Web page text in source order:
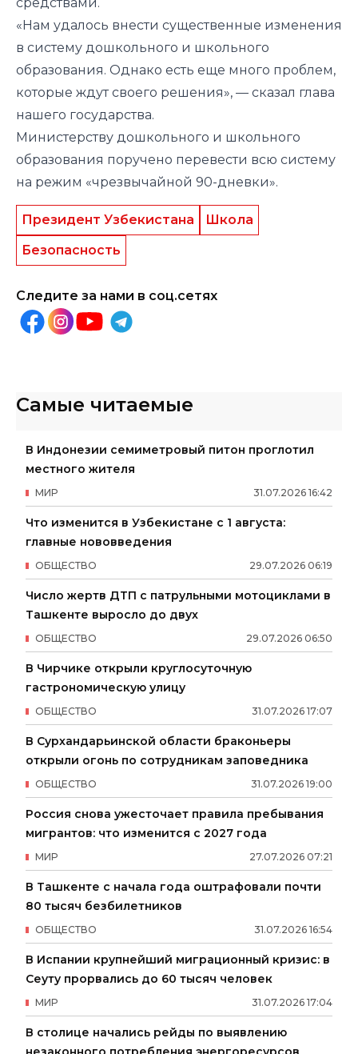
«Нам удалось внести существенные изменения
в систему дошкольного и школьного
образования. Однако есть еще много проблем,
которые ждут своего решения», — сказал глава
нашего государства.
Министерству дошкольного и школьного
образования поручено перевести всю систему
на режим «чрезвычайной 90-дневки».
Президент Узбекистана
Школа
Безопасность
Следите за нами в соц.сетях
Самые читаемые
В Индонезии семиметровый питон проглотил
местного жителя
31.07.2026 16:42
МИР
Что изменится в Узбекистане с 1 августа:
главные нововведения
29.07.2026 06:19
ОБЩЕСТВО
Число жертв ДТП с патрульными мотоциклами в
Ташкенте выросло до двух
29.07.2026 06:50
ОБЩЕСТВО
В Чирчике открыли круглосуточную
гастрономическую улицу
31.07.2026 17:07
ОБЩЕСТВО
В Сурхандарьинской области браконьеры
открыли огонь по сотрудникам заповедника
31.07.2026 19:00
ОБЩЕСТВО
Россия снова ужесточает правила пребывания
мигрантов: что изменится с 2027 года
27.07.2026 07:21
МИР
В Ташкенте с начала года оштрафовали почти
80 тысяч безбилетников
31.07.2026 16:54
ОБЩЕСТВО
В Испании крупнейший миграционный кризис: в
Сеуту прорвались до 60 тысяч человек
31.07.2026 17:04
МИР
В столице начались рейды по выявлению